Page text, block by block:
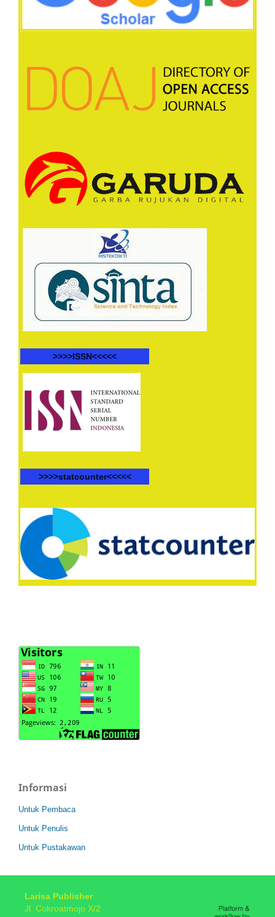
>>>>ISSN<<<<<
>>>>statcounter<<<<<
Informasi
Untuk Pembaca
Untuk Penulis
Untuk Pustakawan
Larisa Publisher
Jl. Cokroatmojo X/2